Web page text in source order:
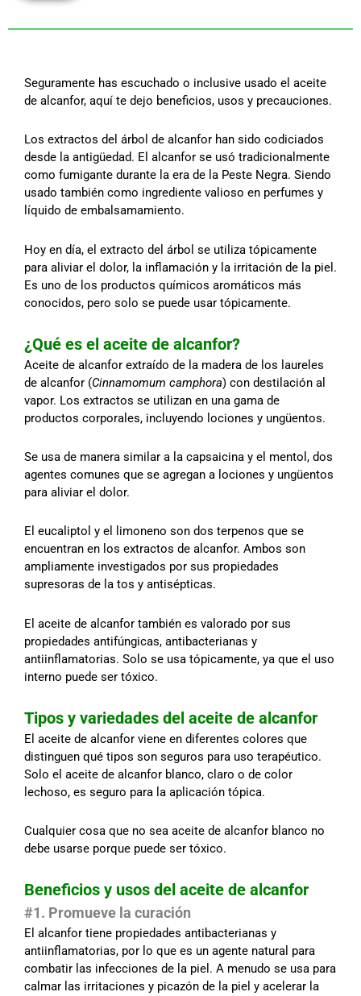
Seguramente has escuchado o inclusive usado el aceite
de alcanfor, aquí te dejo beneficios, usos y precauciones.
Los extractos del árbol de alcanfor han sido codiciados
desde la antigüedad. El alcanfor se usó tradicionalmente
como fumigante durante la era de la Peste Negra. Siendo
usado también como ingrediente valioso en perfumes y
líquido de embalsamamiento.
Hoy en día, el extracto del árbol se utiliza tópicamente
para aliviar el dolor, la inflamación y la irritación de la piel.
Es uno de los productos químicos aromáticos más
conocidos, pero solo se puede usar tópicamente.
¿Qué es el aceite de alcanfor?
Aceite de alcanfor extraído de la madera de los laureles
de alcanfor (Cinnamomum camphora) con destilación al
vapor. Los extractos se utilizan en una gama de
productos corporales, incluyendo lociones y ungüentos.
Se usa de manera similar a la capsaicina y el mentol, dos
agentes comunes que se agregan a lociones y ungüentos
para aliviar el dolor.
El eucaliptol y el limoneno son dos terpenos que se
encuentran en los extractos de alcanfor. Ambos son
ampliamente investigados por sus propiedades
supresoras de la tos y antisépticas.
El aceite de alcanfor también es valorado por sus
propiedades antifúngicas, antibacterianas y
antiinflamatorias. Solo se usa tópicamente, ya que el uso
interno puede ser tóxico.
Tipos y variedades del aceite de alcanfor
El aceite de alcanfor viene en diferentes colores que
distinguen qué tipos son seguros para uso terapéutico.
Solo el aceite de alcanfor blanco, claro o de color
lechoso, es seguro para la aplicación tópica.
Cualquier cosa que no sea aceite de alcanfor blanco no
debe usarse porque puede ser tóxico.
Beneficios y usos del aceite de alcanfor
#1. Promueve la curación
El alcanfor tiene propiedades antibacterianas y
antiinflamatorias, por lo que es un agente natural para
combatir las infecciones de la piel. A menudo se usa para
calmar las irritaciones y picazón de la piel y acelerar la